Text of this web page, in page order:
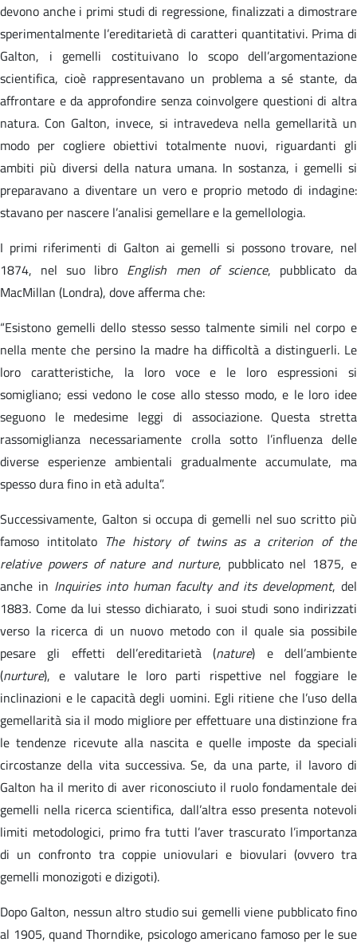
devono anche i primi studi di regressione, finalizzati a dimostrare
sperimentalmente l’ereditarietà di caratteri quantitativi. Prima di
Galton, i gemelli costituivano lo scopo dell’argomentazione
scientifica, cioè rappresentavano un problema a sé stante, da
affrontare e da approfondire senza coinvolgere questioni di altra
natura. Con Galton, invece, si intravedeva nella gemellarità un
modo per cogliere obiettivi totalmente nuovi, riguardanti gli
ambiti più diversi della natura umana. In sostanza, i gemelli si
preparavano a diventare un vero e proprio metodo di indagine:
stavano per nascere l’analisi gemellare e la gemellologia.
I primi riferimenti di Galton ai gemelli si possono trovare, nel
1874, nel suo libro English men of science, pubblicato da
MacMillan (Londra), dove afferma che:
“Esistono gemelli dello stesso sesso talmente simili nel corpo e
nella mente che persino la madre ha difficoltà a distinguerli. Le
loro caratteristiche, la loro voce e le loro espressioni si
somigliano; essi vedono le cose allo stesso modo, e le loro idee
seguono le medesime leggi di associazione. Questa stretta
rassomiglianza necessariamente crolla sotto l’influenza delle
diverse esperienze ambientali gradualmente accumulate, ma
spesso dura fino in età adulta”.
Successivamente, Galton si occupa di gemelli nel suo scritto più
famoso intitolato The history of twins as a criterion of the
relative powers of nature and nurture, pubblicato nel 1875, e
anche in Inquiries into human faculty and its development, del
1883. Come da lui stesso dichiarato, i suoi studi sono indirizzati
verso la ricerca di un nuovo metodo con il quale sia possibile
pesare gli effetti dell’ereditarietà (nature) e dell’ambiente
(nurture), e valutare le loro parti rispettive nel foggiare le
inclinazioni e le capacità degli uomini. Egli ritiene che l’uso della
gemellarità sia il modo migliore per effettuare una distinzione fra
le tendenze ricevute alla nascita e quelle imposte da speciali
circostanze della vita successiva. Se, da una parte, il lavoro di
Galton ha il merito di aver riconosciuto il ruolo fondamentale dei
gemelli nella ricerca scientifica, dall’altra esso presenta notevoli
limiti metodologici, primo fra tutti l’aver trascurato l’importanza
di un confronto tra coppie uniovulari e biovulari (ovvero tra
gemelli monozigoti e dizigoti).
Dopo Galton, nessun altro studio sui gemelli viene pubblicato fino
al 1905, quand Thorndike, psicologo americano famoso per le sue